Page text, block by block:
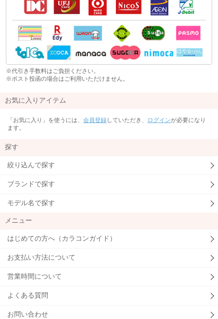
※代引き手数料はご負担ください。
※ポスト投函の場合はご利用いただけません。
お気に入りアイテム
「お気に入り」を使うには、 会員登録していただき、 ログインが必要になり
ます。
探す
絞り込んで探す
ブランドで探す
モデル名で探す
メニュー
はじめての方へ（カラコンガイド）
お支払い方法について
営業時間について
よくある質問
お問い合わせ